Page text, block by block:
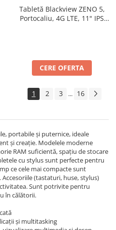
Tabletă Blackview ZENO 5,
Portocaliu, 4G LTE, 11" IPS
SIM
CERE OFERTA
1 2 3 ... 16
portabile și puternice, ideale
și creație. Modelele moderne
RAM suficientă, spațiu de stocare
cu stylus sunt perfecte pentru
ce cele mai compacte sunt
(tastaturi, huse, stylus)
Sunt potrivite pentru
în călătorii.
și multitasking